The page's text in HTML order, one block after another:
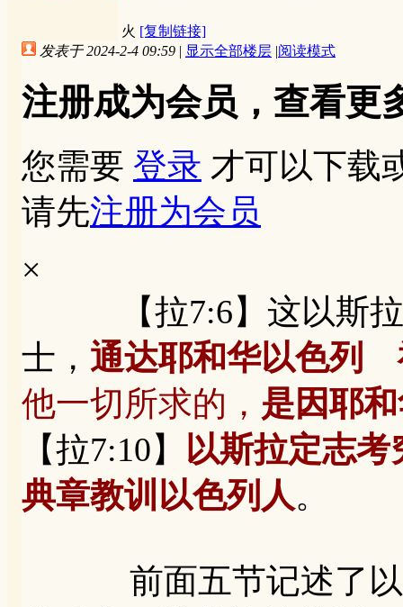
火 [复制链接]
发表于 2024-2-4 09:59 | 显示全部楼层 |阅读模式
注册成为会员，查看更
您需要 登录 才可以下载
请先注册为会员
×
【拉7:6】这以斯拉
士， 通达耶和华以色列
他一切所求的， 是因耶
【拉7:10】 以斯拉定志
典章教训以色列人。
前面五节记述了以斯